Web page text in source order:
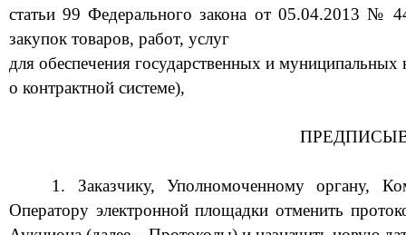
статьи 99 Федерального закона от 05.04.2013 №
закупок товаров, работ, услуг
для обеспечения государственных и муниципальных
о контрактной системе),
1. Заказчику, Уполномоченному органу,
Оператору электронной площадки отменить